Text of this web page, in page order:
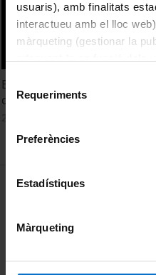
usuaris), amb finalitats
interactueu amb el lloc
màrqueting (gestionar la
consultar laPolítica de
Selecció
de Requeriments
Preferències
Estadístiques
Màrqueting
Estado de la evaluación
de familia, aprendiendo de